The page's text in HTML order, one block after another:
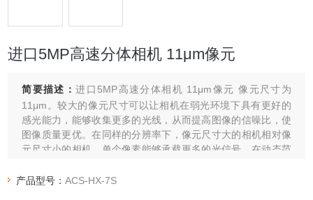
进口5MP高速分体相机 11μm像元
简要描述：进口5MP高速分体相机 11μm像元 像元尺寸为
11μm。较大的像元尺寸可以让相机在弱光环境下具有更好的
感光能力，能够收集更多的光线，从而提高图像的信噪比，使
图像质量更优。在同样的分辨率下，像元尺寸大的相机相对像
元尺寸小的相机，单个像素能够承载更多的光信号，在动态范
产品型号：ACS-HX-7S